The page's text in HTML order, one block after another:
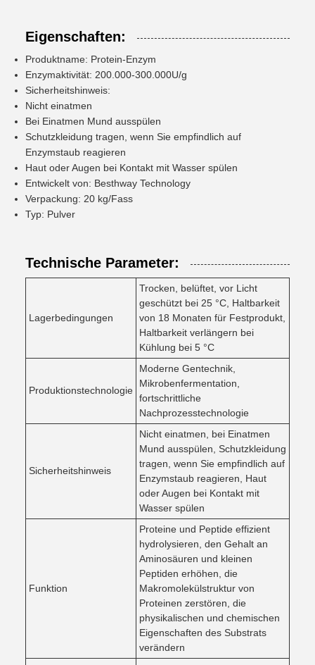
Eigenschaften:
Produktname: Protein-Enzym
Enzymaktivität: 200.000-300.000U/g
Sicherheitshinweis:
Nicht einatmen
Bei Einatmen Mund ausspülen
Schutzkleidung tragen, wenn Sie empfindlich auf
Enzymstaub reagieren
Haut oder Augen bei Kontakt mit Wasser spülen
Entwickelt von: Besthway Technology
Verpackung: 20 kg/Fass
Typ: Pulver
Technische Parameter:
Lagerbedingungen
Trocken, belüftet, vor Licht
geschützt bei 25 °C, Haltbarkeit
von 18 Monaten für Festprodukt,
Haltbarkeit verlängern bei
Kühlung bei 5 °C
Produktionstechnologie
Moderne Gentechnik,
Mikrobenfermentation,
fortschrittliche
Nachprozesstechnologie
Sicherheitshinweis
Nicht einatmen, bei Einatmen
Mund ausspülen, Schutzkleidung
tragen, wenn Sie empfindlich auf
Enzymstaub reagieren, Haut
oder Augen bei Kontakt mit
Wasser spülen
Funktion
Proteine und Peptide effizient
hydrolysieren, den Gehalt an
Aminosäuren und kleinen
Peptiden erhöhen, die
Makromolekülstruktur von
Proteinen zerstören, die
physikalischen und chemischen
Eigenschaften des Substrats
verändern